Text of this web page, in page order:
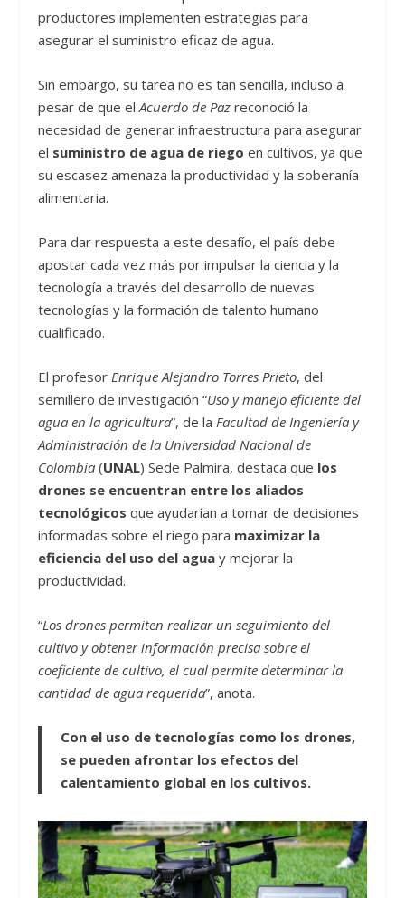
productores implementen estrategias para
asegurar el suministro eficaz de agua.
Sin embargo, su tarea no es tan sencilla, incluso a
pesar de que elAcuerdo de Paz reconoció la
necesidad de generar infraestructura para asegurar
el suministro de agua de riego en cultivos, ya que
su escasez amenaza la productividad y la soberanía
alimentaria.
Para dar respuesta a este desafío, el país debe
apostar cada vez más por impulsar la ciencia y la
tecnología a través del desarrollo de nuevas
tecnologías y la formación de talento humano
cualificado.
El profesor Enrique Alejandro Torres Prieto, del
semillero de investigación “Uso y manejo eficiente del
agua en la agricultura”, de la Facultad de Ingeniería y
Administración de la Universidad Nacional de
Colombia (UNAL) Sede Palmira, destaca que los
drones se encuentran entre los aliados
tecnológicos que ayudarían a tomar de decisiones
informadas sobre el riego para maximizar la
eficiencia del uso del agua y mejorar la
productividad.
“Los drones permiten realizar un seguimiento del
cultivo y obtener información precisa sobre el
coeficiente de cultivo, el cual permite determinar la
cantidad de agua requerida”, anota.
Con el uso de tecnologías como los drones,
se pueden afrontar los efectos del
calentamiento global en los cultivos.